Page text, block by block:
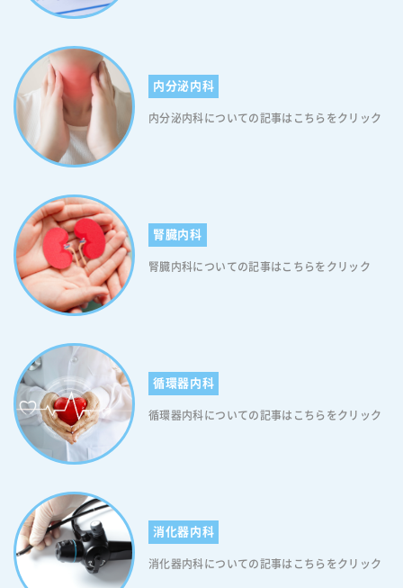
ているインフルエンザウイルスの株が、ワクチンに含まれる株と完全に
徴に加え、「痛くない」接種方法であることから、フルミスト点鼻液は
特に小児や若年層のインフルエンザ予防において、効果的な選択肢とな
る可能性があります。ただし、すべての人に適しているわけではないた
め、接種の際は医療専門家との相談が重要です。 フルミスト点鼻液の
接種方法 フルミスト点鼻液（経鼻インフルエンザワクチン）の接種は両
鼻に0.1mlずつ噴霧することで完了します。通常は1回の接種で十分で
す。 しかし9歳未満で初めて接種する場合には、数週間の間隔をあけて
ンです)。なお、フルミスト点鼻液の対象年齢は2歳から19歳です。 もし
「痛くない」方法でワクチン接種をお考えでしたら、従来の注射型イン
フルエンザワクチンではなく、フルミスト点鼻液をお勧めします。 従
来の注射型ワクチンとフルミスト点鼻液の違い フルミスト点鼻液（経鼻
弱毒生インフルエンザワクチン接種）は従来の注射型ワクチンとは異な
り、鼻から噴霧して使用する新しいタイプのワクチンです。そのため、
注射による腕の腫れは起こらないので、注射部位が腫れやすい方にはフ
は、鼻腔粘膜での局所免疫形成を促進することです。ウイルスが最初に
侵入する場所である鼻腔で直接的に免疫を誘導することで、より効果的
にインフルエンザの感染を防ぐことができると考えられています。ただ
し、どちらのワクチンにも一長一短があり、個人の状況や医療従事者の
判断に基づいて最適な選択をすることが重要です。 したがって、インフ
ルエンザ予防接種をご検討中の方には、かかりつけの医師や専門医に相
談することをお勧めします。医師との相談を通じて、ワクチンの効果や
心して予防接種（経鼻弱毒生インフルエンザワクチン接種を含む）を受
けることが可能となります。 フルミスト点鼻液接種の副反応 フルミス
ト点鼻液（経鼻弱毒生インフルエンザワクチン接種）は、他のワクチン
と同様に副反応が生じる可能性があります。ここでは、フルミスト点鼻
液（経鼻弱毒生インフルエンザワクチン接種）の主な副反応について解
内分泌内科
内分泌内科についての記事はこちらをクリック
腎臓内科
腎臓内科についての記事はこちらをクリック
循環器内科
循環器内科についての記事はこちらをクリック
消化器内科
消化器内科についての記事はこちらをクリック